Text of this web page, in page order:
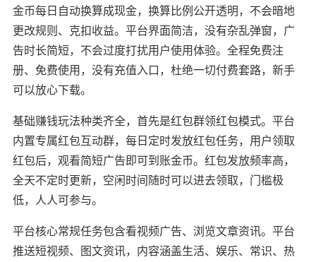
金币每日自动换算成现金，换算比例公开透明，不会暗地
更改规则、克扣收益。平台界面简洁，没有杂乱弹窗，广
告时长简短，不会过度打扰用户使用体验。全程免费注
册、免费使用，没有充值入口，杜绝一切付费套路，新手
可以放心下载。
基础赚钱玩法种类齐全，首先是红包群领红包模式。平台
内置专属红包互动群，每日定时发放红包任务，用户领取
红包后，观看简短广告即可到账金币。红包发放频率高，
全天不定时更新，空闲时间随时可以进去领取，门槛极
低，人人可参与。
平台核心常规任务包含看视频广告、浏览文章资讯。平台
推送短视频、图文资讯，内容涵盖生活、娱乐、常识、热